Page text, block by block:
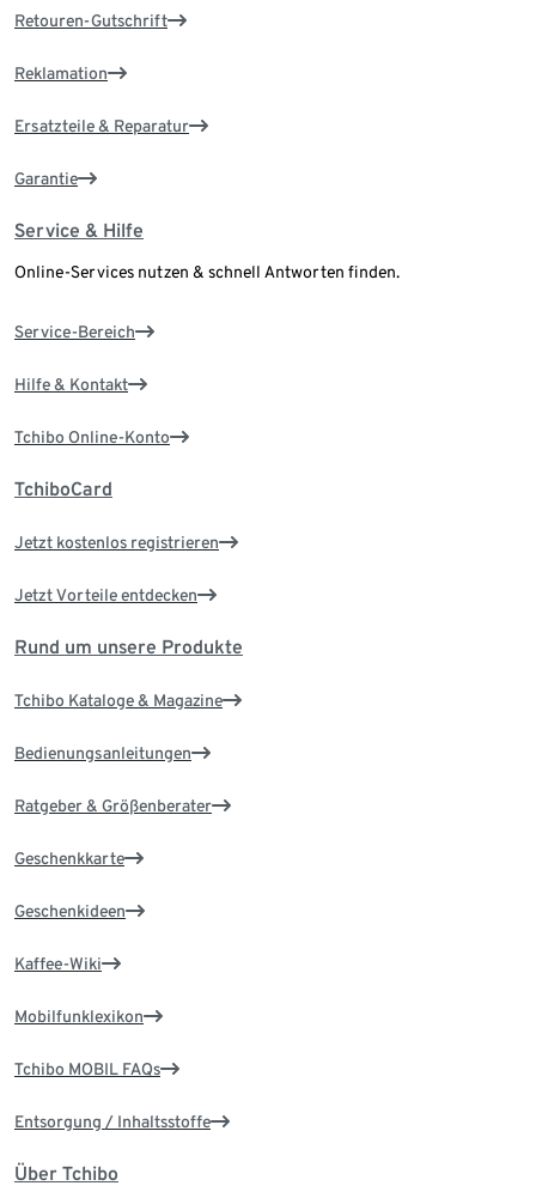
Retouren-Gutschrift
Reklamation
Ersatzteile & Reparatur
Garantie
Service & Hilfe
Online-Services nutzen & schnell Antworten finden.
Service-Bereich
Hilfe & Kontakt
Tchibo Online-Konto
TchiboCard
Jetzt kostenlos registrieren
Jetzt Vorteile entdecken
Rund um unsere Produkte
Tchibo Kataloge & Magazine
Bedienungsanleitungen
Ratgeber & Größenberater
Geschenkkarte
Geschenkideen
Kaffee-Wiki
Mobilfunklexikon
Tchibo MOBIL FAQs
Entsorgung / Inhaltsstoffe
Über Tchibo